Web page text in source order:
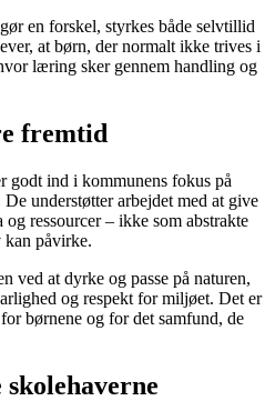
en forskel, styrkes både selvtillid
at børn, der normalt ikke trives i
læring sker gennem handling og
fremtid
godt ind i kommunens fokus på
understøtter arbejdet med at give
ressourcer – ikke som abstrakte
kan påvirke.
ved at dyrke og passe på naturen,
og respekt for miljøet. Det er
børnene og for det samfund, de
skolehaverne